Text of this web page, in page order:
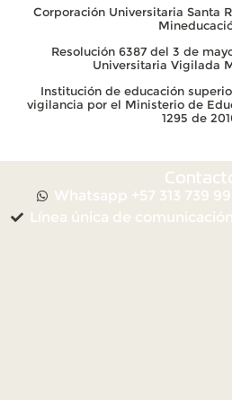
Corporación Universitaria Santa
Resolución 6387 del 3 de
Universitaria Vigilada
Institución de educación
vigilancia por el Ministerio de
1295 de
Whatsapp +57 313 739
Línea única de comunicación